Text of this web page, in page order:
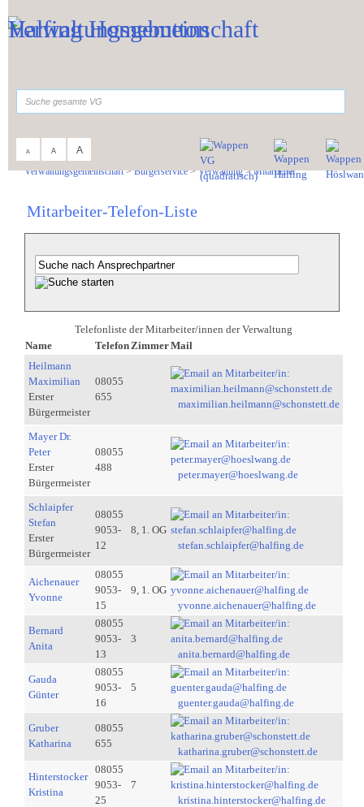
A A A
Verwaltungsgemeinschaft>Bürgerservice>Verwaltung>Mitarbeiter
Mitarbeiter-Telefon-Liste
Telefonliste der Mitarbeiter/innen der Verwaltung
Name
Telefon ZimmerMail
Heilmann
Maximilian
Erster
Bürgermeister
08055
655
maximilian.heilmann@schonstett.de
Mayer Dr.
Peter
Erster
Bürgermeister
08055
488
peter.mayer@hoeslwang.de
Schlaipfer
Stefan
Erster
Bürgermeister
08055
9053-
12
8, 1. OG
stefan.schlaipfer@halfing.de
Aichenauer
Yvonne
08055
9053-
15
9, 1. OG
yvonne.aichenauer@halfing.de
Bernard
Anita
08055
9053-
13
3
anita.bernard@halfing.de
Gauda
Günter
08055
9053-
16
5
guenter.gauda@halfing.de
Gruber
Katharina
08055
655
katharina.gruber@schonstett.de
Hinterstocker
Kristina
08055
9053-
25
7
kristina.hinterstocker@halfing.de